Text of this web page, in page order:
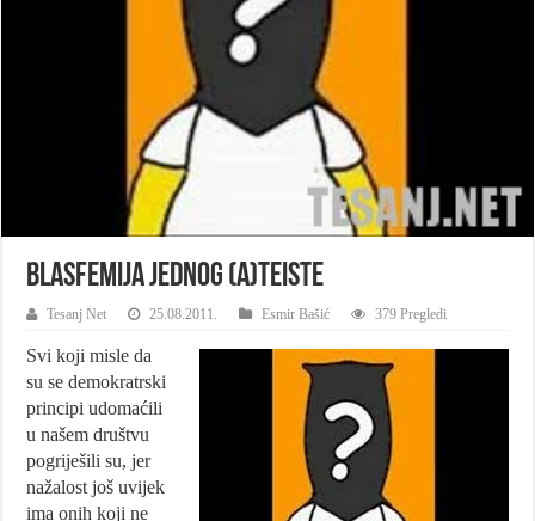
Blasfemija jednog (a)teiste
Tesanj Net 25.08.2011. Esmir Bašić 379 Pregledi
Svi koji misle da
su se demokratrski
principi udomaćili
u našem društvu
pogriješili su, jer
nažalost još uvijek
ima onih koji ne